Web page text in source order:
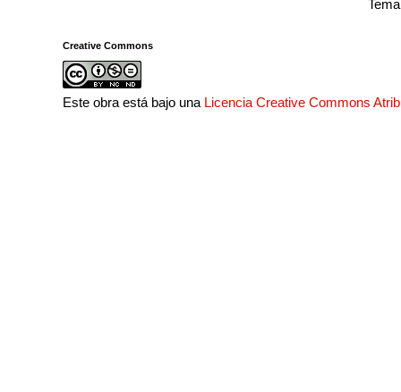
Creative Commons
Este obra está bajo una Licencia Creative Commons